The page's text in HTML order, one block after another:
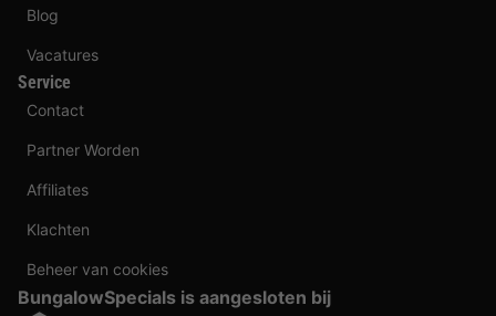
Blog
Vacatures
Service
Contact
Partner Worden
Affiliates
Klachten
Beheer van cookies
BungalowSpecials is aangesloten bij